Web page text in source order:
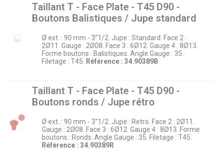
Taillant T - Face Plate - T45 D90 -
Boutons Balistiques / Jupe standard
Ø ext. : 90 mm - 3’’1/2. Jupe : Standard. Face 2 :
2Ø11. Gauge : 2Ø08. Face 3 : 6Ø12. Gauge 4 : 8Ø13.
Forme boutons : Balistiques. Angle Gauge : 35.
Filetage : T45.
Référence : 34.90389B
Taillant T - Face Plate - T45 D90 -
Boutons ronds / Jupe rétro
Ø ext. : 90 mm - 3’’1/2. Jupe : Retro. Face 2 : 2Ø11.
Gauge : 2Ø08. Face 3 : 6Ø12. Gauge 4 : 8Ø13. Forme
boutons : Ronds. Angle Gauge : 35. Filetage : T45.
Référence : 34.90389R